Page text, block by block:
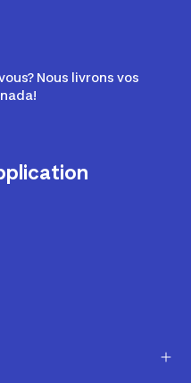
Nous livrons vos